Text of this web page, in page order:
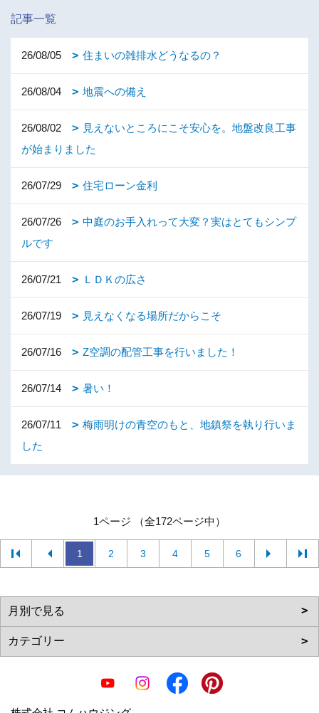
記事一覧
26/08/05 住まいの雑排水どうなるの？
26/08/04 地震への備え
26/08/02
見えないところにこそ安心を。地盤改良工事
が始まりました
26/07/29 住宅ローン金利
26/07/26
中庭のお手入れって大変？実はとてもシンプ
ルです
26/07/21 ＬＤＫの広さ
26/07/19 見えなくなる場所だからこそ
26/07/16 Z空調の配管工事を行いました！
26/07/14 暑い！
26/07/11
梅雨明けの青空のもと、地鎮祭を執り行いま
した
1ページ （全172ページ中）
1 2 3 4 5 6